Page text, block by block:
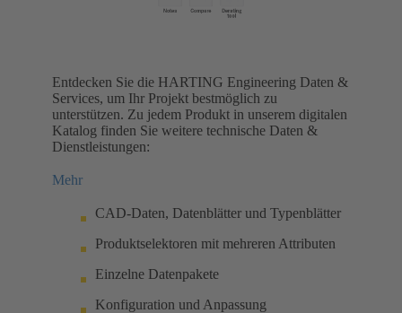
Entdecken Sie die HARTING Engineering Daten &
Services, um Ihr Projekt bestmöglich zu
unterstützen. Zu jedem Produkt in unserem digitalen
Katalog finden Sie weitere technische Daten &
Dienstleistungen:
Mehr
CAD-Daten, Datenblätter und Typenblätter
Produktselektoren mit mehreren Attributen
Einzelne Datenpakete
Konfiguration und Anpassung